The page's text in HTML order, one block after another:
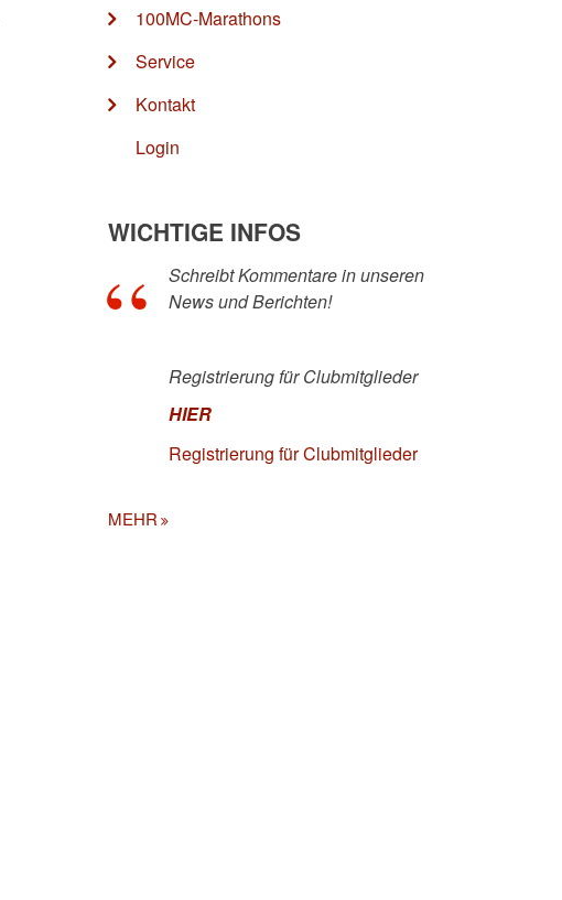
100MC-Marathons
Service
Kontakt
Login
WICHTIGE INFOS
Schreibt Kommentare in unseren
News und Berichten!
Registrierung für Clubmitglieder
HIER
Registrierung für Clubmitglieder
MEHR